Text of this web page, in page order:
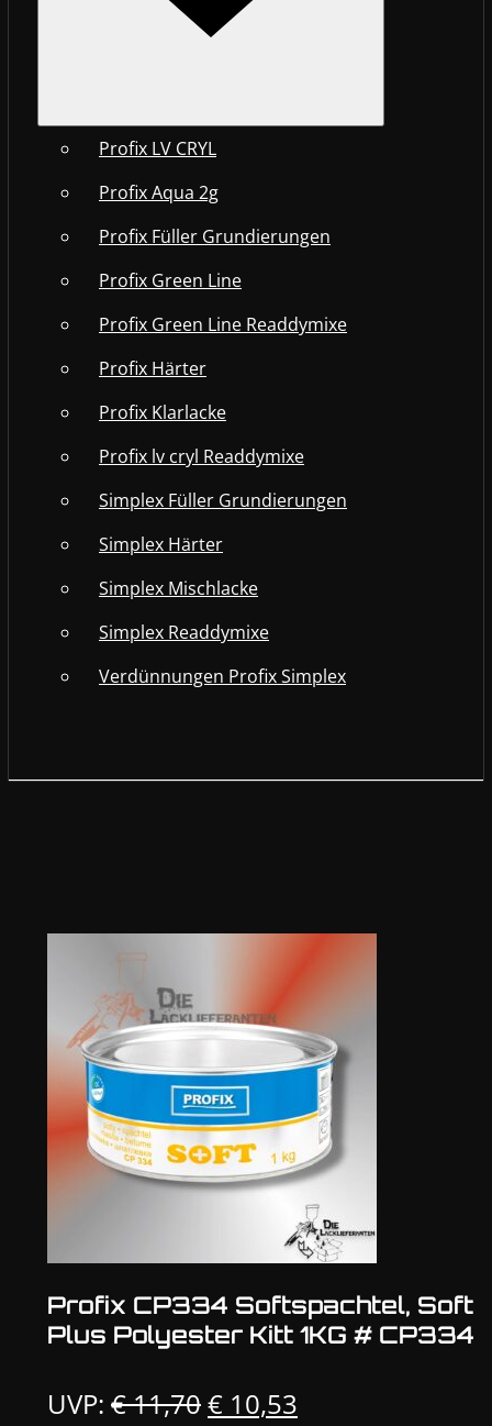
Profix LV CRYL
Profix Aqua 2g
Profix Füller Grundierungen
Profix Green Line
Profix Green Line Readdymixe
Profix Härter
Profix Klarlacke
Profix lv cryl Readdymixe
Simplex Füller Grundierungen
Simplex Härter
Simplex Mischlacke
Simplex Readdymixe
Verdünnungen Profix Simplex
Profix CP334 Softspachtel, Soft
Plus Polyester Kitt 1KG # CP334
UVP: €11,70Ursprünglicher
€ 10,53